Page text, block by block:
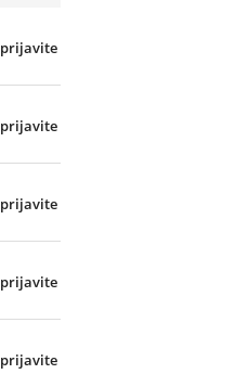
prijavite
prijavite
prijavite
prijavite
prijavite